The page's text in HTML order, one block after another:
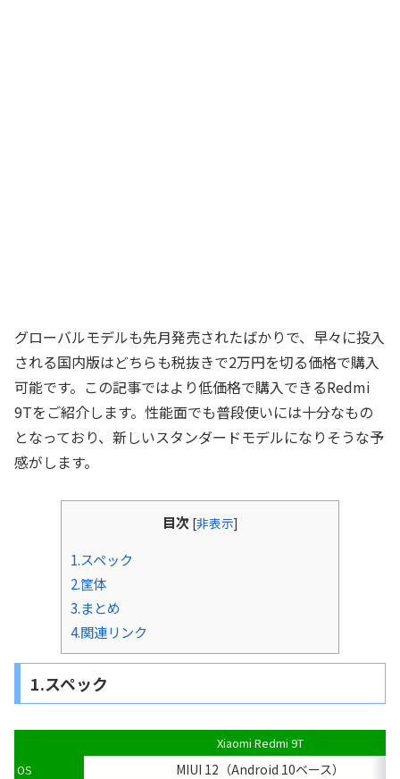
グローバルモデルも先月発売されたばかりで、早々に投入
される国内版はどちらも税抜きで2万円を切る価格で購入
可能です。この記事ではより低価格で購入できるRedmi
9Tをご紹介します。性能面でも普段使いには十分なもの
となっており、新しいスタンダードモデルになりそうな予
感がします。
目次 [非表示]
1.スペック
2.筐体
3.まとめ
4.関連リンク
1.スペック
Xiaomi Redmi 9T
OS MIUI 12（Android 10ベース）